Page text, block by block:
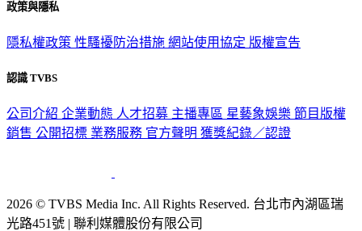
政策與隱私
隱私權政策 性騷擾防治措施 網站使用協定 版權宣告
認識 TVBS
公司介紹 企業動態 人才招募 主播專區 星藝象娛樂 節目版權
銷售 公開招標 業務服務 官方聲明 獲獎紀錄／認證
2026 © TVBS Media Inc. All Rights Reserved. 台北市內湖區瑞
光路451號 | 聯利媒體股份有限公司